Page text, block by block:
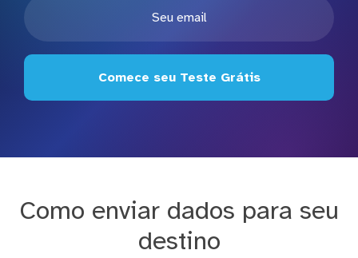
Comece seu Teste Grátis
Como enviar dados para seu
destino